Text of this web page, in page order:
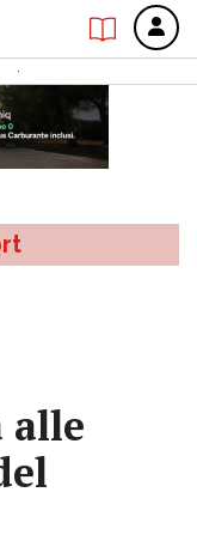
alle